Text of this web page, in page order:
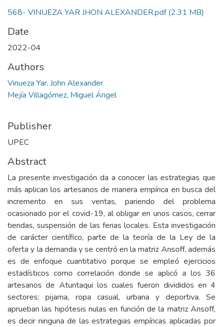
568- VINUEZA YAR JHON ALEXANDER.pdf(2.31 MB)
Date
2022-04
Authors
Vinueza Yar, John Alexander
Mejía Villagómez, Miguel Ángel
Publisher
UPEC
Abstract
La presente investigación da a conocer las estrategias que
más aplican los artesanos de manera empírica en busca del
incremento en sus ventas, pariendo del problema
ocasionado por el covid-19, al obligar en unos casos, cerrar
tiendas, suspensión de las ferias locales. Esta investigación
de carácter científico, parte de la teoría de la Ley de la
oferta y la demanda y se centró en la matriz Ansoff, además
es de enfoque cuantitativo porque se empleó ejercicios
estadísticos como correlación donde se aplicó a los 36
artesanos de Atuntaqui los cuales fueron divididos en 4
sectores: pijama, ropa casual, urbana y deportiva. Se
aprueban las hipótesis nulas en función de la matriz Ansoff,
es decir ninguna de las estrategias empíricas aplicadas por